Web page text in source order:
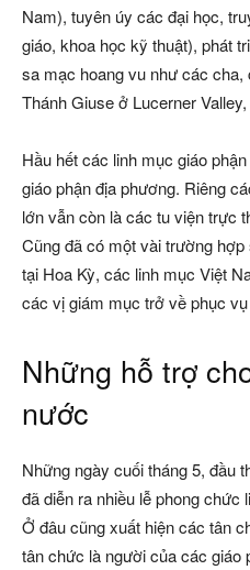
Nam), tuyên úy các đại học,
giáo, khoa học kỹ thuật), phát
sa mạc hoang vu như các
Thánh Giuse ở Lucerner
Hầu hết các linh mục giáo
giáo phận địa phương. Riêng
lớn vẫn còn là các tu viện trực
Cũng đã có một vài trường
tại Hoa Kỳ, các linh mục Việt
các vị giám mục trở về phục
Những hỗ trợ
nước
Những ngày cuối tháng 5, đầu
đã diễn ra nhiều lễ phong chức
Ở đâu cũng xuất hiện các tân
tân chức là người của các